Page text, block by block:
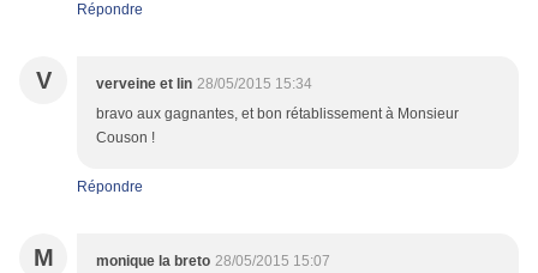
Répondre
V verveine et lin 28/05/2015 15:34
bravo aux gagnantes, et bon rétablissement à Monsieur
Couson !
Répondre
M monique la breto 28/05/2015 15:07